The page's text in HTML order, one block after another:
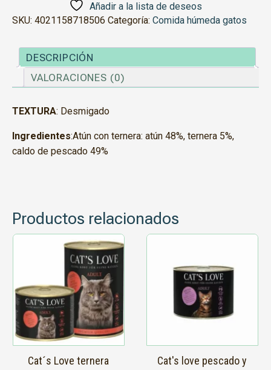
100gr
cantidad
Añadir a la lista de deseos
SKU: 4021158718506 Categoría: Comida húmeda gatos
DESCRIPCIÓN
VALORACIONES (0)
TEXTURA: Desmigado
Ingredientes:Atún con ternera: atún 48%, ternera 5%,
caldo de pescado 49%
Productos relacionados
Cat´s Love ternera
Este
variantes.
Las
opciones
se
pueden
elegir
Cat's love pescado y